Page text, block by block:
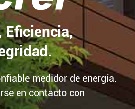
Eficiencia,
medidor de energía.
en contacto con